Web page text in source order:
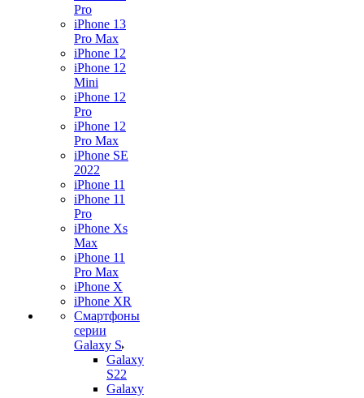
Pro
iPhone 13
Pro Max
iPhone 12
iPhone 12
Mini
iPhone 12
Pro
iPhone 12
Pro Max
iPhone SE
2022
iPhone 11
iPhone 11
Pro
iPhone Xs
Max
iPhone 11
Pro Max
iPhone X
iPhone XR
Смартфоны
серии
Galaxy S
Galaxy
S22
Galaxy